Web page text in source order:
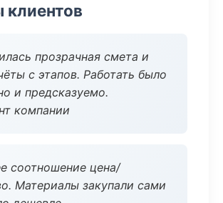
прозрачная смета и
с этапов. Работать было
и предсказуемо.
компании
соотношение цена/
Материалы закупали сами